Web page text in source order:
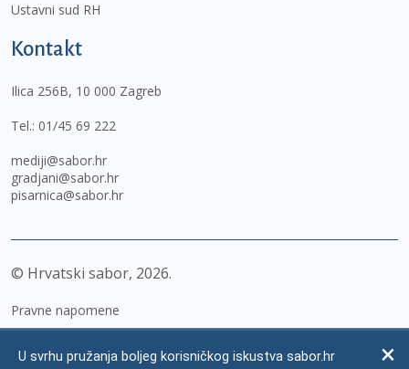
Ustavni sud RH
Kontakt
Ilica 256B, 10 000 Zagreb
Tel.: 01/45 69 222
mediji@sabor.hr
gradjani@sabor.hr
pisarnica@sabor.hr
© Hrvatski sabor, 2026
Pravne napomene
U svrhu pružanja boljeg korisničkog iskustva sabor.hr